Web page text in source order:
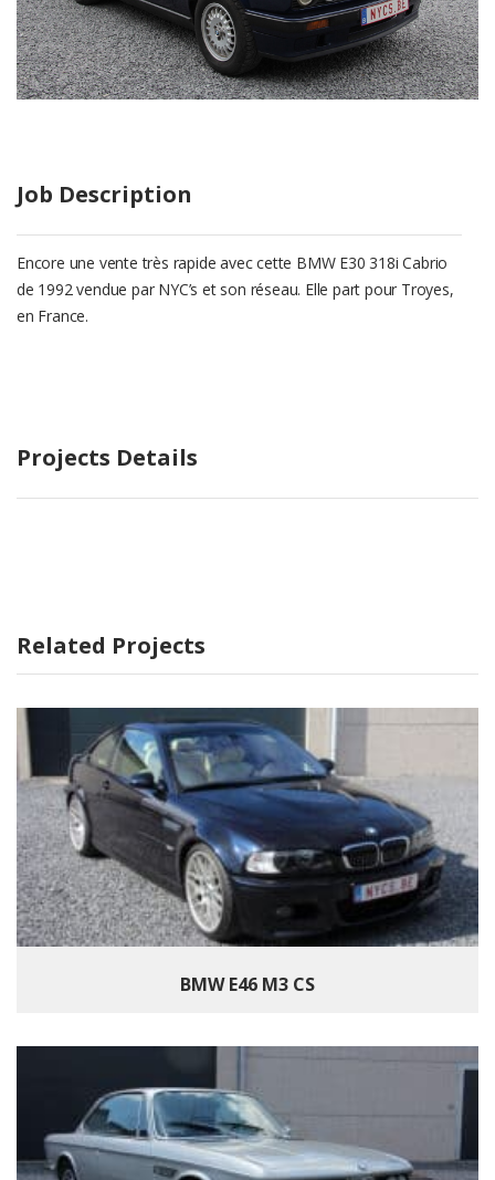
Job Description
Encore une vente très rapide avec cette BMW E30 318i Cabrio
de 1992 vendue par NYC’s et son réseau. Elle part pour Troyes,
en France.
Projects Details
Related Projects
BMW E46 M3 CS